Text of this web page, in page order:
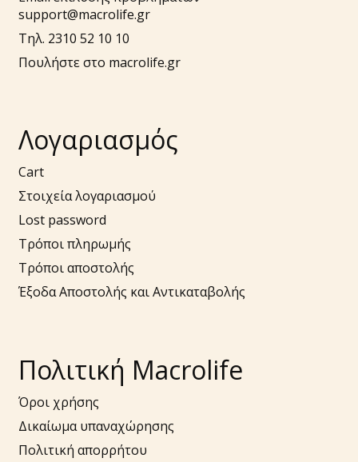
support@macrolife.gr
Τηλ. 2310 52 10 10
Πουλήστε στο macrolife.gr
Λογαριασμός
Cart
Στοιχεία λογαριασμού
Lost password
Τρόποι πληρωμής
Τρόποι αποστολής
Έξοδα Αποστολής και Αντικαταβολής
Πολιτική Macrolife
Όροι χρήσης
Δικαίωμα υπαναχώρησης
Πολιτική απορρήτου